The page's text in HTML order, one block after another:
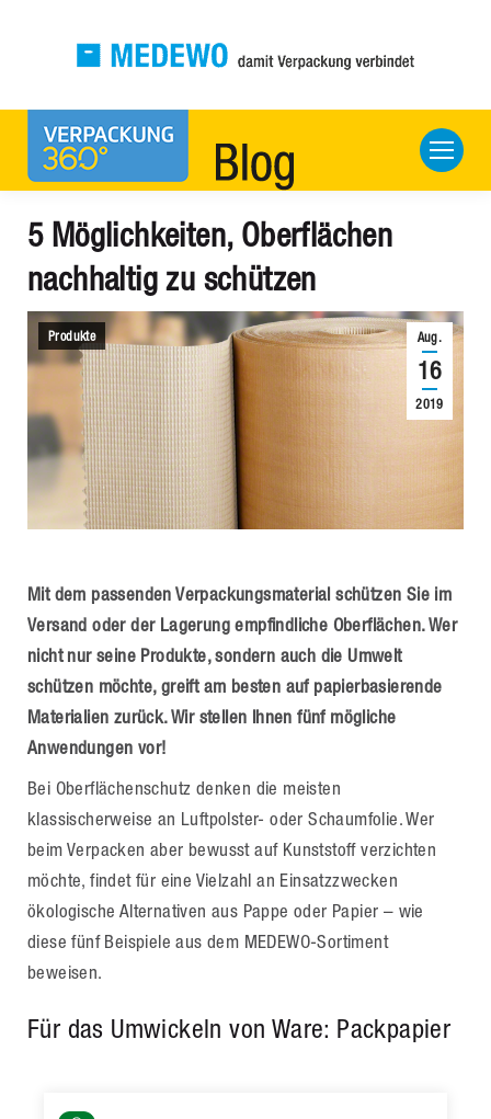
5 Möglichkeiten, Oberflächen
nachhaltig zu schützen
Aug.
16
2019
Produkte
Mit dem passenden Verpackungsmaterial schützen Sie im
Versand oder der Lagerung empfindliche Oberflächen. Wer
nicht nur seine Produkte, sondern auch die Umwelt
schützen möchte, greift am besten auf papierbasierende
Materialien zurück. Wir stellen Ihnen fünf mögliche
Anwendungen vor!
Bei Oberflächenschutz denken die meisten
klassischerweise an Luftpolster- oder Schaumfolie. Wer
beim Verpacken aber bewusst auf Kunststoff verzichten
möchte, findet für eine Vielzahl an Einsatzzwecken
ökologische Alternativen aus Pappe oder Papier – wie
diese fünf Beispiele aus dem MEDEWO-Sortiment
beweisen.
Für das Umwickeln von Ware: Packpapier